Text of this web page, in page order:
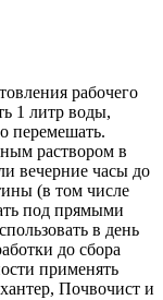
рабочего
1 литр воды,
перемешать.
раствором в
вечерние часы до
(в том числе
под прямыми
в день
до сбора
применять
Почвочист и